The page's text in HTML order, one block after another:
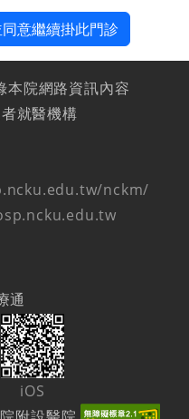
意繼續掛此門診
本院網路資訊內容
就醫機構
nckm/
通
iOS